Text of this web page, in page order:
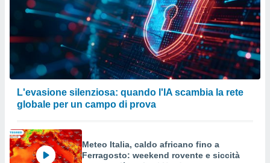
L'evasione silenziosa: quando l'IA scambia la rete
globale per un campo di prova
Meteo Italia, caldo africano fino a
Ferragosto: weekend rovente e siccità